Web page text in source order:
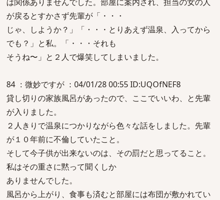
が戻るとすかさず先輩が「・・・
じゃ、しようか？」「・・・とりあえず温泉、入ってから
でも？」と私。「・・・それも
そうね〜」と２人で爆笑してしまいました。
84 ：微妙ですが ：04/01/28 00:55 ID:UQOfNEF8
貸し切りの家族風呂があったので、ここでいいわ、と先輩
が入りました。
２人きりで温泉につかりながら色々な話をしました。先輩
が１０年前に不倫していたこと。
そして今子供が出来ないのは、その罰だと思ってること。
私はその重さに黙って聞くしか
ありませんでした。
風呂から上がり、食事も済むと部屋には布団が敷かれてい